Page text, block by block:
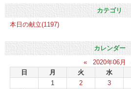
カテゴリ
本日の献立(1197)
カレンダー
«
2020年06月
日
月 火 水
1
2 3